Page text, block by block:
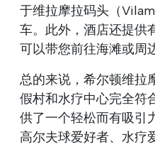
于维拉摩拉码头（
车。此外，酒店还提供
可以带您前往海滩或周
总的来说，希尔顿维拉
假村和水疗中心完全符
供了一个轻松而有吸引
高尔夫球爱好者、水疗